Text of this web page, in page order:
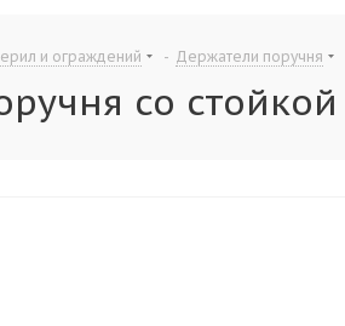
и ограждений - Держатели поручня
со